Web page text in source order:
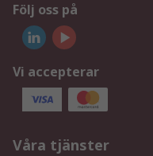
Följ oss på
Vi accepterar
Våra tjänster